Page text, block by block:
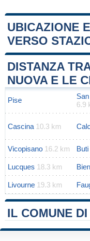
UBICAZIONE
VERSO
+
−
DISTANZA
NUOVA E LE
Pise
6.9
Cascina 10.3 km
Vicopisano 16.2 km Buti
Lucques 18.3 km
Livourne 19.3 km
IL COMUNE